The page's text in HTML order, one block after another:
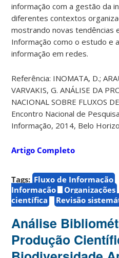
informação com a gestão da
diferentes contextos
mostrando novas tendências
Informação como o estudo e
informação em redes.
Referência: INOMATA, D.;
VARVAKIS, G. ANÁLISE DA
NACIONAL SOBRE FLUXOS
Encontro Nacional de
Informação, 2014, Belo
Artigo Completo
Tags: Fluxo de Informação
Informação
Organizações
científica
Revisão
Análise
Produção